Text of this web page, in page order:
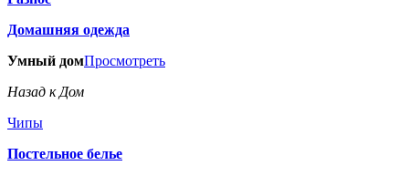
Домашняя одежда
Умный домПросмотреть
Назад к Дом
Чипы
Постельное белье